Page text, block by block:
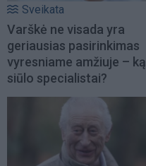
Sveikata
Varškė ne visada yra
geriausias pasirinkimas
vyresniame amžiuje – ką
siūlo specialistai?